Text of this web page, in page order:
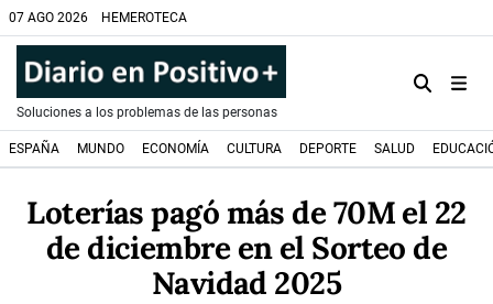
07 AGO 2026 HEMEROTECA
Soluciones a los problemas de las personas
ESPAÑA MUNDO ECONOMÍA CULTURA DEPORTE SALUD
Loterías pagó más de 70M el 22
de diciembre en el Sorteo de
Navidad 2025